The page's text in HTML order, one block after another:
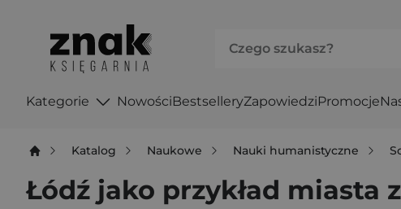
Kategorie NowościBestselleryZapowiedziPromocje
Katalog Naukowe Nauki humanistyczne
Łódź jako przykład miasta